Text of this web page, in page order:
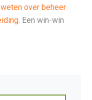
over beheer
. Een win-win